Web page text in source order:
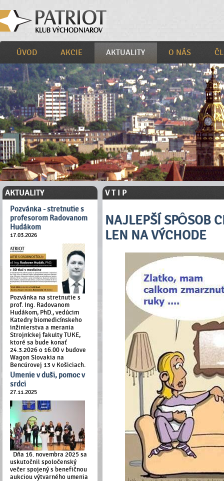
ÚVOD AKCIE AKTUALITY O NÁS
AKTUALITY
Pozvánka - stretnutie s
profesorom Radovanom
Hudákom
17.03.2026
Pozvánka na stretnutie s
prof. Ing. Radovanom
Hudákom, PhD., vedúcim
Katedry biomedicínskeho
inžinierstva a merania
Strojníckej fakulty TUKE,
ktoré sa bude konať
24.3.2026 o 16.00 v budove
Wagon Slovakia na
Bencúrovej 13 v Košiciach.
Umenie v duši, pomoc v
srdci
27.11.2025
Dňa 16. novembra 2025 sa
uskutočnil spoločenský
večer spojený s benefičnou
aukciou výtvarného umenia
V T I P
NAJLEPŠÍ SPÔSOB
LEN NA VÝCHODE